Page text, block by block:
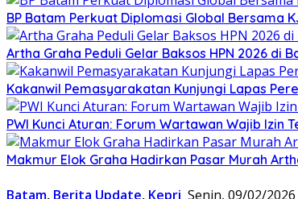
BP Batam Perkuat Diplomasi Global Bersama
Artha Graha Peduli Gelar Baksos HPN 2026 di
Kakanwil Pemasyarakatan Kunjungi Lapas
PWI Kunci Aturan: Forum Wartawan Wajib Izin
Makmur Elok Graha Hadirkan Pasar Murah
Batam, Berita Update, Kepri Senin, 09/02/2026